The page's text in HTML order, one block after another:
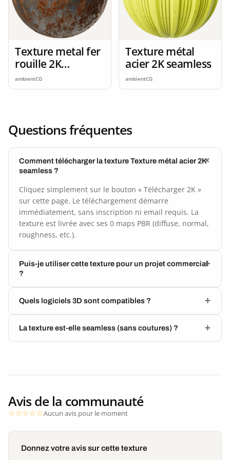
Texture metal fer
rouille 2K
seamless
ambientCG
Texture métal
acier 2K seamless
ambientCG
Questions fréquentes
Comment télécharger la texture Texture métal acier 2K
seamless ?
Cliquez simplement sur le bouton « Télécharger 2K »
sur cette page. Le téléchargement démarre
immédiatement, sans inscription ni email requis. La
texture est livrée avec ses 0 maps PBR (diffuse, normal,
roughness, etc.).
Puis-je utiliser cette texture pour un projet commercial
?
Quels logiciels 3D sont compatibles ?
La texture est-elle seamless (sans coutures) ?
Avis de la communauté
Aucun avis pour le moment
Donnez votre avis sur cette texture